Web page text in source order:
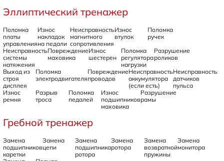
Эллиптический тренажер
Поломка
платы
управления
Износ
накладок
на педали
Неисправность
магнитного
сопротивления
Износ
втулок
Поломка
ручек
Неисправность
системы
натяжения
Повреждение
маховика
Износ
шестерен
Поломка
регулятора
нагрузки
Разрушение
роликов
Выход из
строя
дисплея
Поломка
электродвигателя
Повреждение
проводов
Неисправность
аккумулятора
(если есть)
Неисправность
датчиков
пульса
Износ
ремня
Разрыв
троса
Поломка
педалей
Износ
подшипников
маховика
Разрушение
рамы
Гребной тренажер
Замена
подшипников
каретки
Замена
цепи
Замена
подшипника
ротора
Замена
ротора
Замена
возвратной
пружины
Замена
монитора